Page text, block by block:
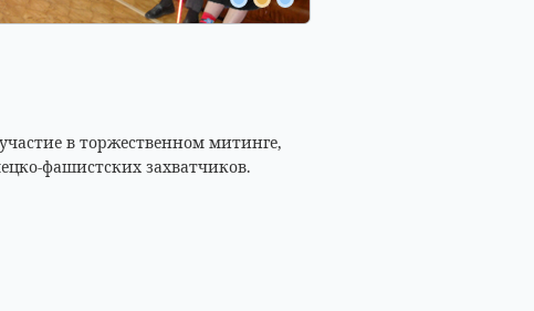
в торжественном митинге,
фашистских захватчиков.